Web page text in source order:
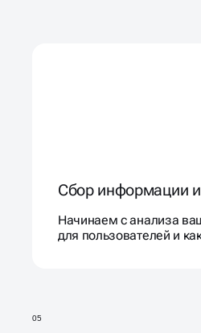
Сбор информации
Начинаем с анализа
для пользователей и
05